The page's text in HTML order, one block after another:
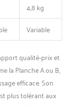
4,8 kg
Variable
qualité-prix et
la Planche A ou B,
efficace. Son
plus tolérant aux